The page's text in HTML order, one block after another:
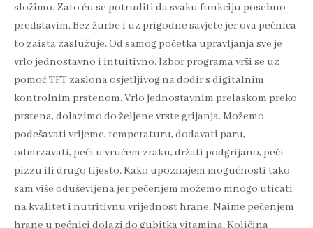
složimo. Zato ću se potruditi da svaku funkciju posebno
predstavim. Bez žurbe i uz prigodne savjete jer ova pećnica
to zaista zaslužuje. Od samog početka upravljanja sve je
vrlo jednostavno i intuitivno. Izbor programa vrši se uz
pomoć TFT zaslona osjetljivog na dodir s digitalnim
kontrolnim prstenom. Vrlo jednostavnim prelaskom preko
prstena, dolazimo do željene vrste grijanja. Možemo
podešavati vrijeme, temperaturu, dodavati paru,
odmrzavati, peći u vrućem zraku, držati podgrijano, peći
pizzu ili drugo tijesto. Kako upoznajem mogućnosti tako
sam više oduševljena jer pečenjem možemo mnogo uticati
na kvalitet i nutritivnu vrijednost hrane. Naime pečenjem